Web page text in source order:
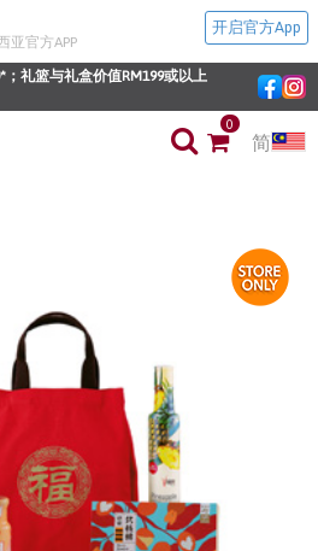
亚官方APP
开启官方App
；礼篮与礼盒价值RM199或以上
0
简